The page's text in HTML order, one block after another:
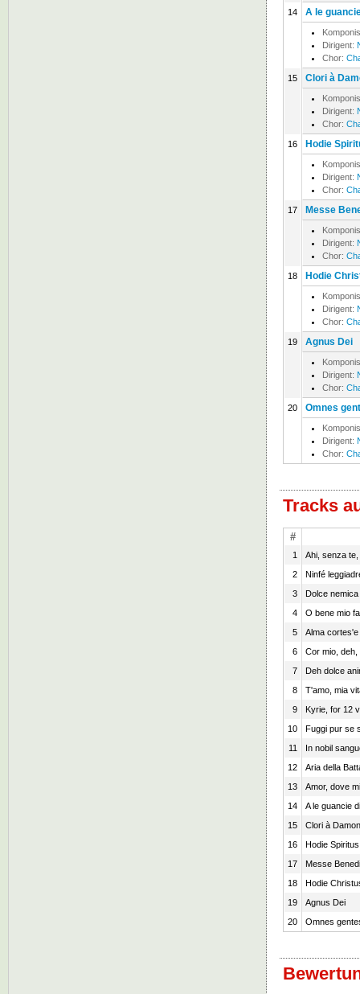
14 A le
Dirigent:
Chor:
15 Clori à
Dirigent:
Chor:
16 Hodie
Dirigent:
Chor:
17 Messe
Dirigent:
Chor:
18 Hodie
Dirigent:
Chor:
19 Agnus Dei
Dirigent:
Chor:
20 Omnes
Dirigent:
Chor:
Tracks
#
1
Ahi, senza
2
Ninfé
3
Dolce
4
O bene mio
5
Alma
6
Cor mio,
7
Deh dolce
8
T'amo, mia
9
Kyrie, for 12
10
Fuggi pur se
11
In nobil
12
Aria della
13
Amor, dove
14
A le guancie
15
Clori à
16
Hodie
17
Messe
18
Hodie
19
Agnus Dei
20
Omnes